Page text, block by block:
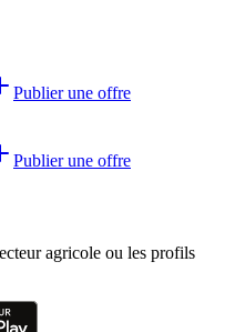
Publier une offre
Publier une offre
agricole ou les profils